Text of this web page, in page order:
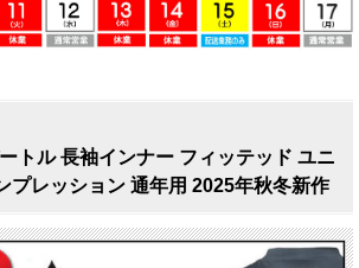
トル 長袖インナー フィッテッド ユニ
プレッション 通年用 2025年秋冬新作